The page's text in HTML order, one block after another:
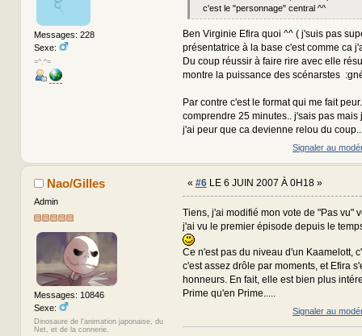
Messages: 228
Sexe:
=^.^=
c'est le "personnage" central ^^
Ben Virginie Efira quoi ^^ ( j'suis pas
présentatrice à la base c'est comme ca
Du coup réussir à faire rire avec elle
montre la puissance des scénarstes
Par contre c'est le format qui me fait
comprendre 25 minutes.. j'sais pas mais
j'ai peur que ca devienne relou du
Signaler au
Nao/Gilles
Admin
Messages: 10846
Sexe:
Dinosaure de l'animation japonaise, du
Net, et de la connerie.
« #6LE 6 JUIN 2007 À 0H18 »
Tiens, j'ai modifié mon vote de "Pas vu"
j'ai vu le premier épisode depuis le
Ce n'est pas du niveau d'un Kaamelott,
c'est assez drôle par moments, et Efira
honneurs. En fait, elle est bien plus
Prime qu'en Prime.....
Signaler au